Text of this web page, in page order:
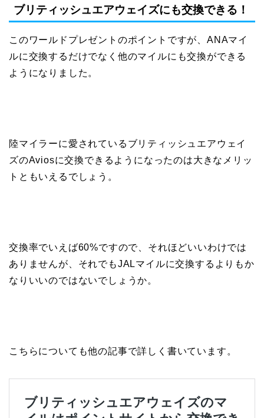
ブリティッシュエアウェイズにも交換できる！
このワールドプレゼントのポイントですが、ANAマイ
ルに交換するだけでなく他のマイルにも交換ができる
ようになりました。
陸マイラーに愛されているブリティッシュエアウェイ
ズのAviosに交換できるようになったのは大きなメリッ
トともいえるでしょう。
交換率でいえば60%ですので、それほどいいわけでは
ありませんが、それでもJALマイルに交換するよりもか
なりいいのではないでしょうか。
こちらについても他の記事で詳しく書いています。